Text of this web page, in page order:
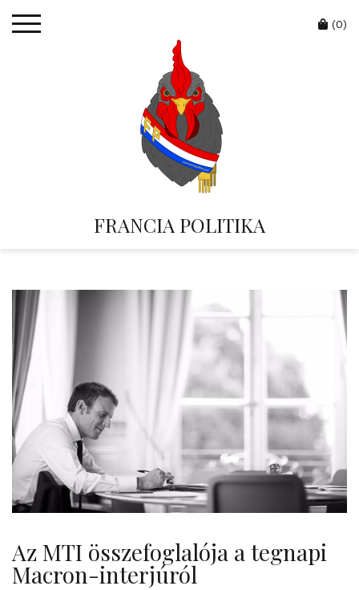
FRANCIA POLITIKA
Cart
(0)
Az MTI összefoglalója a tegnapi
Macron-interjúról